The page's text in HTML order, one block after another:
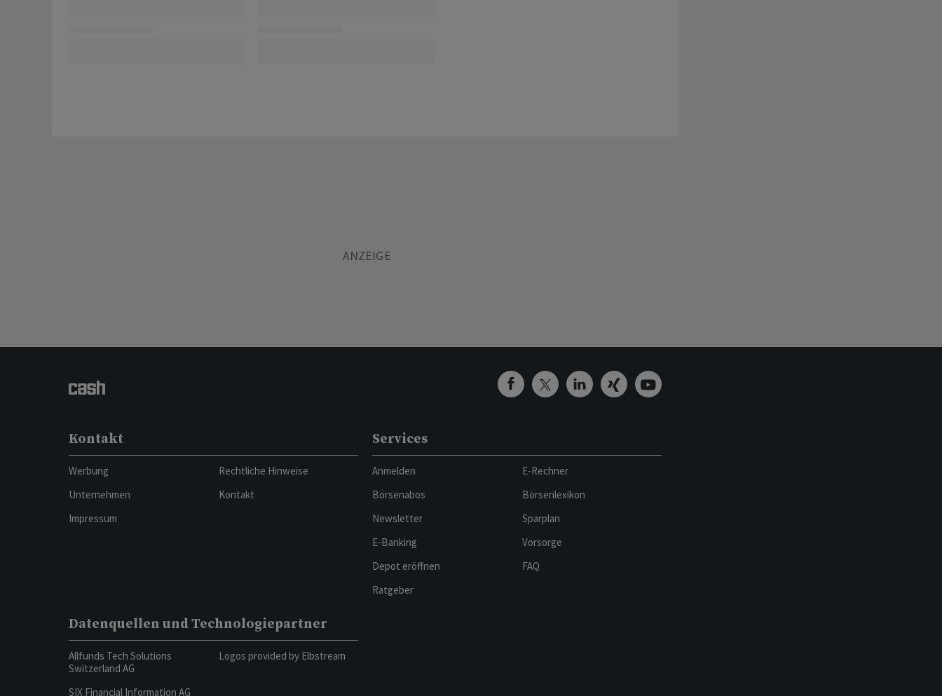
Kontakt
Werbung
Unternehmen
Impressum
Rechtliche Hinweise
Kontakt
Services
Anmelden
Börsenabos
Newsletter
E-Banking
Depot eröffnen
Ratgeber
E-Rechner
Börsenlexikon
Sparplan
Vorsorge
FAQ
Datenquellen und Technologiepartner
Allfunds Tech Solutions
Switzerland AG
SIX Financial Information AG
Logos provided by Elbstream